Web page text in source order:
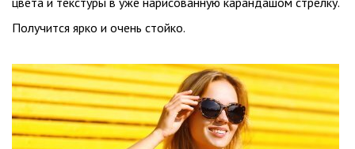
Получится ярко и очень стойко.